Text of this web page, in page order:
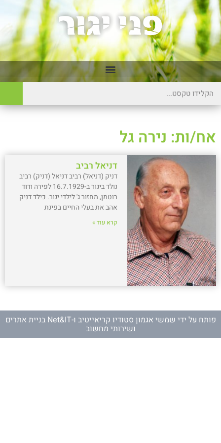
אח/ות: נירה גל
דניאל רביב
דניק (דניאל) רביב דניאל (דניק) רביב
נולד ביגור ב-16.7.1929 לפירה ודוד
רוטמן, מחזור ג' לילדי יגור. כילד דניק
אהב את בעלי החיים בפינת
קרא עוד »
פותח על ידי שמשי אגמון סטודיו קריאייטיב ו- Net&IT בניית אתרים
ושירותי מחשוב